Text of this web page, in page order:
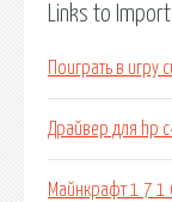
Links to
Поиграть в
Драйвер для hp
Майнкрафт 1 7 1